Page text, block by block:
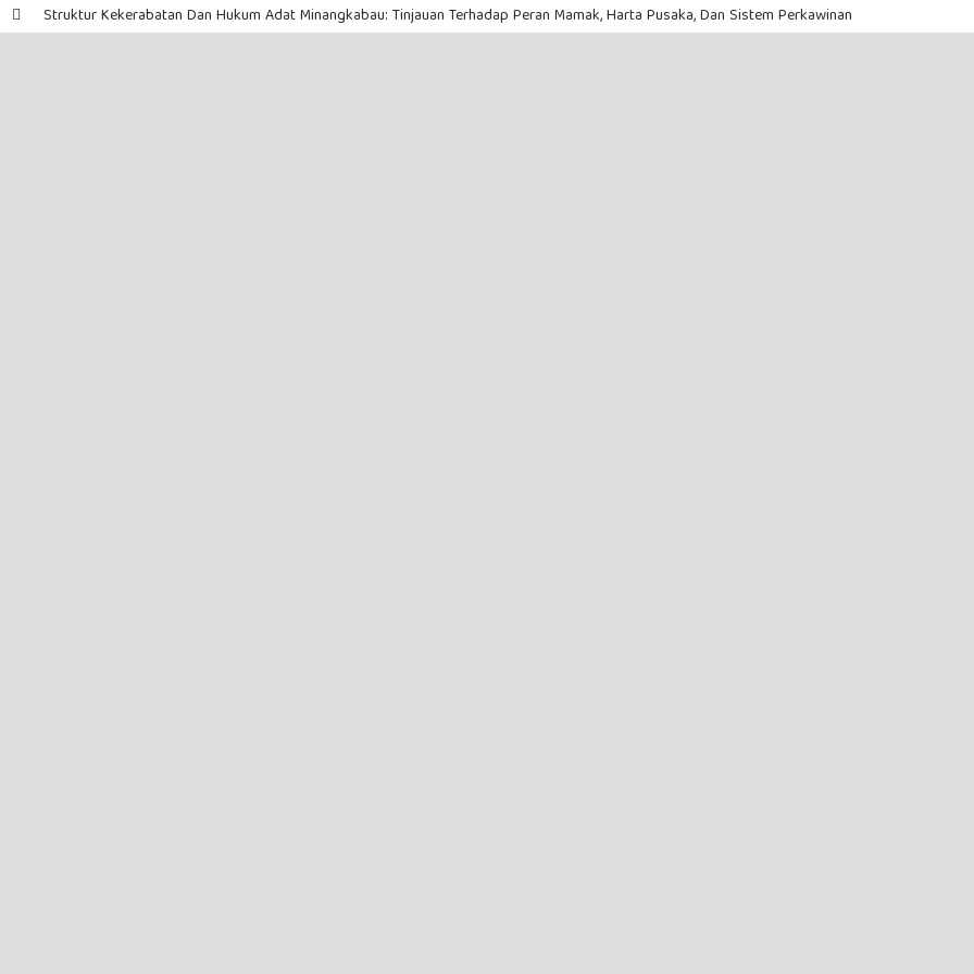
Struktur Kekerabatan Dan Hukum Adat Minangkabau: Tinjauan Terhadap Peran Mamak, Harta Pusaka, Dan Sistem Perkawinan